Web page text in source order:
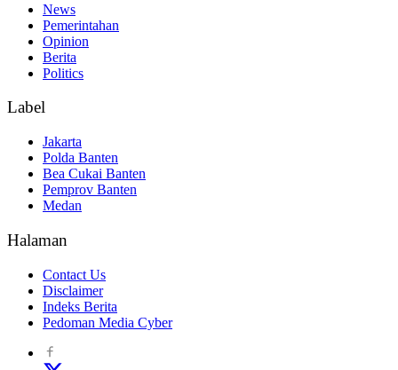
News
Pemerintahan
Opinion
Berita
Politics
Label
Jakarta
Polda Banten
Bea Cukai Banten
Pemprov Banten
Medan
Halaman
Contact Us
Disclaimer
Indeks Berita
Pedoman Media Cyber